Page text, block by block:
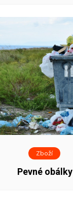
Zboží
Pevné obálky